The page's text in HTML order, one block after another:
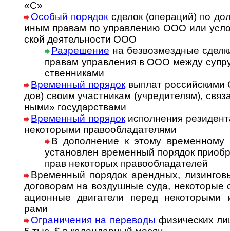
«С»
Особый порядок сделок (опе­ра­ций) по
иным пра­вам по управ­ле­нию ООО или
ской де­я­тель­ности ООО
Разрешение на безвозмездные
правам управ­ления в ООО между
ст­вен­никами
Временный порядоквы­плат
дов) сво­им участ­ни­кам (уч­ре­ди­те­лям),
ны­ми» го­су­дар­ст­вами
Временный порядокисполнения
неко­то­рыми пра­во­об­ла­да­те­лями
В дополнение к этому временному
уста­но­в­лен вре­мен­ный поря­док
прав неко­то­рых пра­во­об­ла­да­телей
Временный порядок арендных,
до­го­во­рам на воз­душ­ные суда, неко­то­рые
а­ци­он­ные дви­га­те­ли пе­ред не­ко­то­ры­ми
рами
Ограничения на переводы фи­зи­ческих